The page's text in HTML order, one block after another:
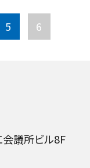
5 6
議所ビル8F